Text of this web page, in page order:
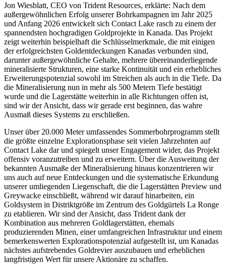
Jon Wiesblatt, CEO von Trident Resources, erklärte: Nach dem
außergewöhnlichen Erfolg unserer Bohrkampagnen im Jahr 2025
und Anfang 2026 entwickelt sich Contact Lake rasch zu einem der
spannendsten hochgradigen Goldprojekte in Kanada. Das Projekt
zeigt weiterhin beispielhaft die Schlüsselmerkmale, die mit einigen
der erfolgreichsten Goldentdeckungen Kanadas verbunden sind,
darunter außergewöhnliche Gehalte, mehrere übereinanderliegende
mineralisierte Strukturen, eine starke Kontinuität und ein erhebliches
Erweiterungspotenzial sowohl im Streichen als auch in die Tiefe. Da
die Mineralisierung nun in mehr als 500 Metern Tiefe bestätigt
wurde und die Lagerstätte weiterhin in alle Richtungen offen ist,
sind wir der Ansicht, dass wir gerade erst beginnen, das wahre
Ausmaß dieses Systems zu erschließen.
Unser über 20.000 Meter umfassendes Sommerbohrprogramm stellt
die größte einzelne Explorationsphase seit vielen Jahrzehnten auf
Contact Lake dar und spiegelt unser Engagement wider, das Projekt
offensiv voranzutreiben und zu erweitern. Über die Ausweitung der
bekannten Ausmaße der Mineralisierung hinaus konzentrieren wir
uns auch auf neue Entdeckungen und die systematische Erkundung
unserer umliegenden Liegenschaft, die die Lagerstätten Preview und
Greywacke einschließt, während wir darauf hinarbeiten, ein
Goldsystem in Distriktgröße im Zentrum des Goldgürtels La Ronge
zu etablieren. Wir sind der Ansicht, dass Trident dank der
Kombination aus mehreren Goldlagerstätten, ehemals
produzierenden Minen, einer umfangreichen Infrastruktur und einem
bemerkenswerten Explorationspotenzial aufgestellt ist, um Kanadas
nächstes aufstrebendes Goldrevier auszubauen und erheblichen
langfristigen Wert für unsere Aktionäre zu schaffen.